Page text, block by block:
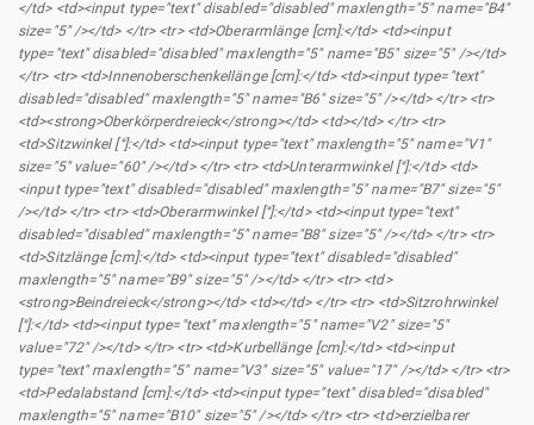
</td> <td><input type="text" disabled="disabled" maxlength="5" name="B4"
size="5" /></td> </tr> <tr> <td>Oberarmlänge [cm]:</td> <td><input
type="text" disabled="disabled" maxlength="5" name="B5" size="5" /></td>
</tr> <tr> <td>Innenoberschenkellänge [cm]:</td> <td><input type="text"
disabled="disabled" maxlength="5" name="B6" size="5" /></td> </tr> <tr>
<td><strong>Oberkörperdreieck</strong></td> <td></td> </tr> <tr>
<td>Sitzwinkel [°]:</td> <td><input type="text" maxlength="5" name="V1"
size="5" value="60" /></td> </tr> <tr> <td>Unterarmwinkel [°]:</td> <td>
<input type="text" disabled="disabled" maxlength="5" name="B7" size="5"
/></td> </tr> <tr> <td>Oberarmwinkel [°]:</td> <td><input type="text"
disabled="disabled" maxlength="5" name="B8" size="5" /></td> </tr> <tr>
<td>Sitzlänge [cm]:</td> <td><input type="text" disabled="disabled"
maxlength="5" name="B9" size="5" /></td> </tr> <tr> <td>
<strong>Beindreieck</strong></td> <td></td> </tr> <tr> <td>Sitzrohrwinkel
[°]:</td> <td><input type="text" maxlength="5" name="V2" size="5"
value="72" /></td> </tr> <tr> <td>Kurbellänge [cm]:</td> <td><input
type="text" maxlength="5" name="V3" size="5" value="17" /></td> </tr> <tr>
<td>Pedalabstand [cm]:</td> <td><input type="text" disabled="disabled"
maxlength="5" name="B10" size="5" /></td> </tr> <tr> <td>erzielbarer